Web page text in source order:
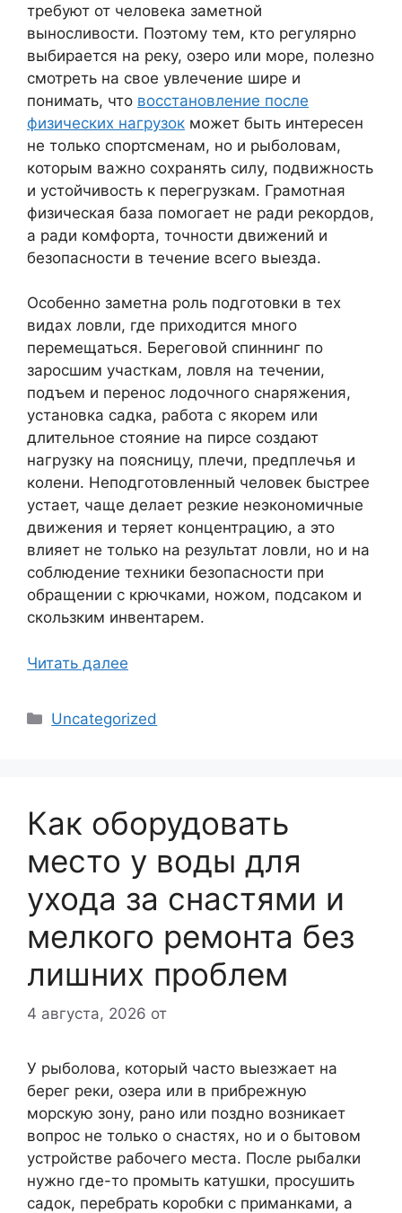
требуют от человека заметной
выносливости. Поэтому тем, кто регулярно
выбирается на реку, озеро или море, полезно
смотреть на свое увлечение шире и
понимать, что восстановление после
физических нагрузок может быть интересен
не только спортсменам, но и рыболовам,
которым важно сохранять силу, подвижность
и устойчивость к перегрузкам. Грамотная
физическая база помогает не ради рекордов,
а ради комфорта, точности движений и
безопасности в течение всего выезда.
Особенно заметна роль подготовки в тех
видах ловли, где приходится много
перемещаться. Береговой спиннинг по
заросшим участкам, ловля на течении,
подъем и перенос лодочного снаряжения,
установка садка, работа с якорем или
длительное стояние на пирсе создают
нагрузку на поясницу, плечи, предплечья и
колени. Неподготовленный человек быстрее
устает, чаще делает резкие неэкономичные
движения и теряет концентрацию, а это
влияет не только на результат ловли, но и на
соблюдение техники безопасности при
обращении с крючками, ножом, подсаком и
скользким инвентарем.
Читать далее
Рубрики
Uncategorized
Как оборудовать
место у воды для
ухода за снастями и
мелкого ремонта без
лишних проблем
4 августа, 2026 от
У рыболова, который часто выезжает на
берег реки, озера или в прибрежную
морскую зону, рано или поздно возникает
вопрос не только о снастях, но и о бытовом
устройстве рабочего места. После рыбалки
нужно где-то промыть катушки, просушить
садок, перебрать коробки с приманками, а